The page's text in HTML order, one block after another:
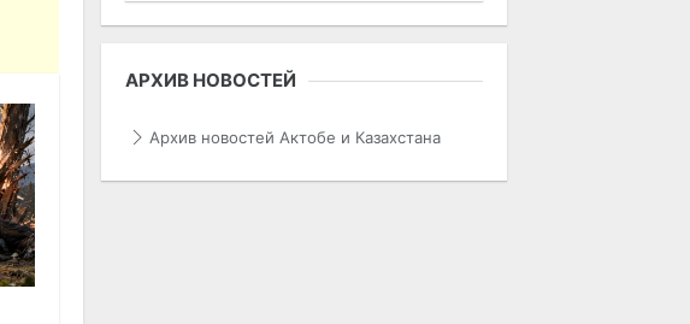
АРХИВ НОВОСТЕЙ
Архив новостей Актобе и Казахстана